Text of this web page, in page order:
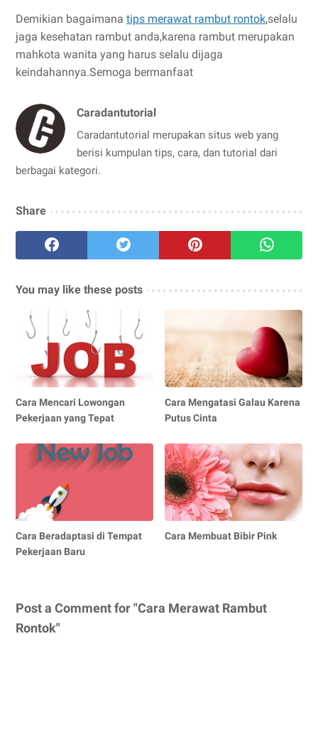
Demikian bagaimana tips merawat rambut rontok,selalu
jaga kesehatan rambut anda,karena rambut merupakan
mahkota wanita yang harus selalu dijaga
keindahannya.Semoga bermanfaat
Caradantutorial
Caradantutorial merupakan situs web yang
berisi kumpulan tips, cara, dan tutorial dari
berbagai kategori.
Share
You may like these posts
Cara Mencari Lowongan
Pekerjaan yang Tepat
Cara Mengatasi Galau Karena
Putus Cinta
Cara Beradaptasi di Tempat
Pekerjaan Baru
Cara Membuat Bibir Pink
Post a Comment for "Cara Merawat Rambut
Rontok"